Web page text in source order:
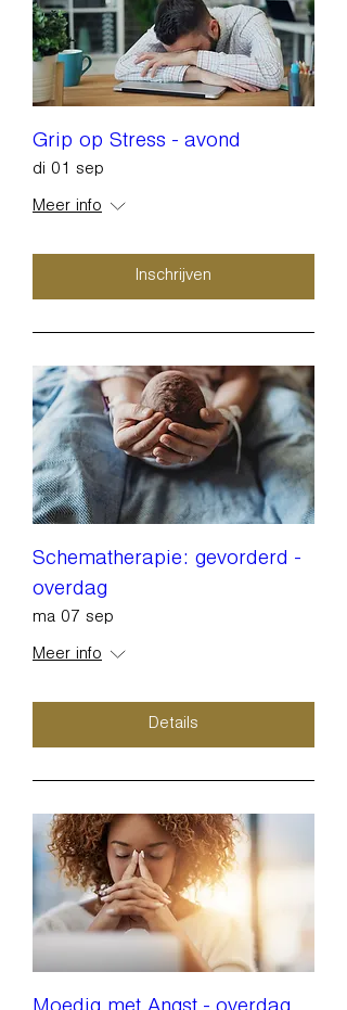
Grip op Stress - avond
di 01 sep
Meer info
Inschrijven
Schematherapie: gevorderd -
overdag
ma 07 sep
Meer info
Details